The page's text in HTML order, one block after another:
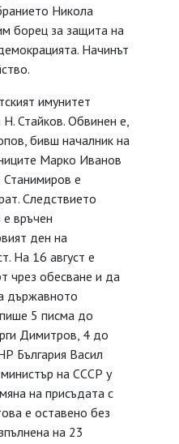
Никола
борец за защита на
Начинът
имунитет
Стайков. Обвинен е,
бивш началник на
Марко Иванов
Станимиров е
Следствието
връчен
ден на
На 16 август е
чрез обесване и да
държавното
5 писма до
Димитров, 4 до
България Васил
на СССР у
на присъдата с
е оставено без
на 23